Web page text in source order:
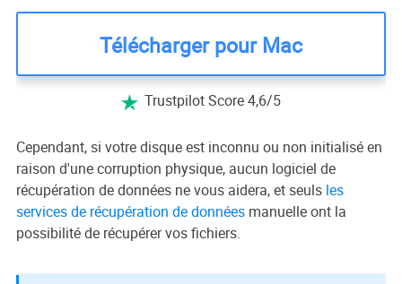
Télécharger pour Mac
 Trustpilot Score 4,6/5
Cependant, si votre disque est inconnu ou non initialisé en
raison d'une corruption physique, aucun logiciel de
récupération de données ne vous aidera, et seuls les
services de récupération de donnéesmanuelle ont la
possibilité de récupérer vos fichiers.